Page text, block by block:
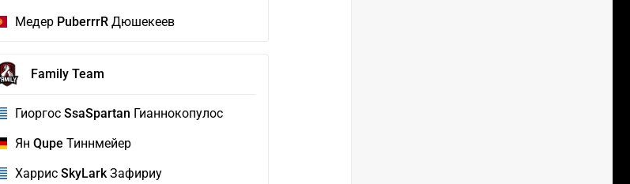
Медер PuberrrRДюшекеев
Family Team
Гиоргос SsaSpartan Гианнокопулос
Ян Qupe Тиннмейер
Харрис SkyLarkЗафириу